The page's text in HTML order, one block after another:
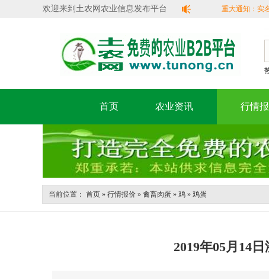
欢迎来到土农网农业信息发布平台 重大通知：实名
首页 农业资讯 行情
当前位置： 首页 » 行情报价 » 禽畜肉蛋 » 鸡 » 鸡蛋
2019年05月14